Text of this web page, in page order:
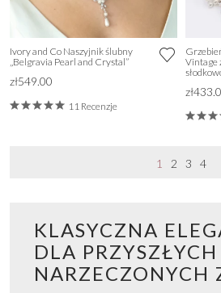
Ivory and Co Naszyjnik ślubny
„Belgravia Pearl and Crystal”
zł549.00
11 Recenzje
Vintage
1 2 3 4
KLASYCZNA
DLA PRZYSZŁYCH
NARZECZONYCH